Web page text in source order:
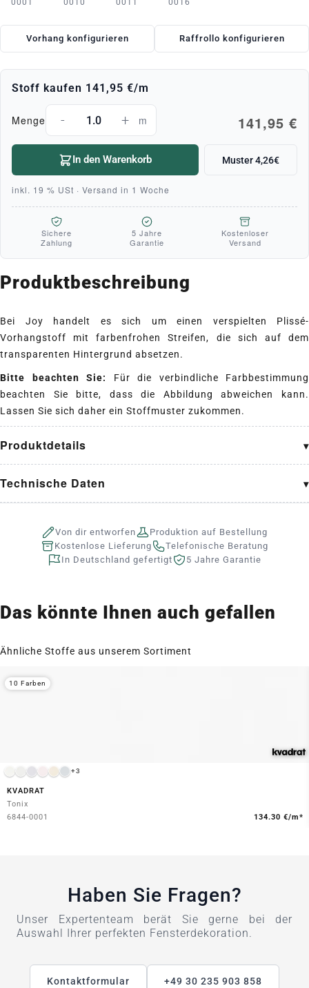
0001 0010 0011 0016
Vorhang konfigurieren Raffrollo konfigurieren
Stoff kaufen 141,95 €/m
Menge - + m 141,95 €
In den Warenkorb Muster 4,26€
inkl. 19 % USt · Versand in 1 Woche
Sichere
Zahlung
5 Jahre
Garantie
Kostenloser
Versand
Produktbeschreibung
Bei Joy handelt es sich um einen verspielten Plissé-
Vorhangstoff mit farbenfrohen Streifen, die sich auf dem
transparenten Hintergrund absetzen.
Bitte beachten Sie:
Für die verbindliche Farbbestimmung
beachten Sie bitte, dass die Abbildung abweichen kann.
Lassen Sie sich daher ein Stoffmuster zukommen.
Produktdetails
Technische Daten
Von dir entworfen
Produktion auf Bestellung
Kostenlose Lieferung
Telefonische Beratung
In Deutschland gefertigt
5 Jahre Garantie
Das könnte Ihnen auch gefallen
Ähnliche Stoffe aus unserem Sortiment
+3
KVADRAT
Tonix
6844-0001
134.30 €/m*
10 Farben
Haben Sie Fragen?
Unser Expertenteam berät Sie gerne bei der
Auswahl Ihrer perfekten Fensterdekoration.
Kontaktformular +49 30 235 903 858